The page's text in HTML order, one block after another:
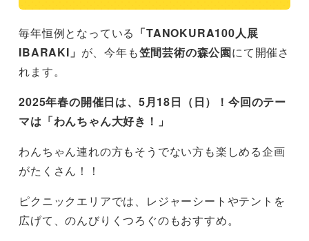
毎年恒例となっている 「TANOKURA100人展
IBARAKI」 が、今年も笠間芸術の森公園にて開催さ
れます。
2025年春の開催日は、5月18日（日）！今回のテー
マは「わんちゃん大好き！」
わんちゃん連れの方もそうでない方も楽しめる企画
がたくさん！！
ピクニックエリアでは、レジャーシートやテントを
広げて、のんびりくつろぐのもおすすめ。